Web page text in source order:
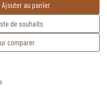
Ajouter au panier
comparer
de souhaits